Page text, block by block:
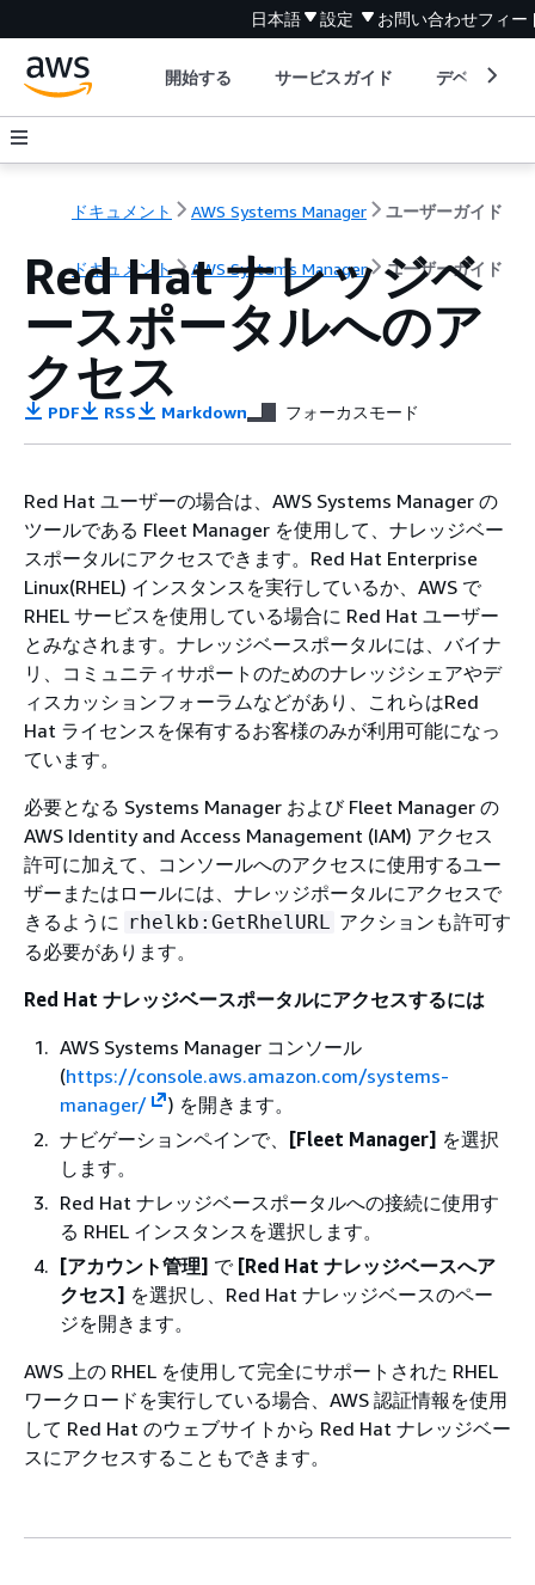
日本語 設定 お問い合わせフィー
開始する サービスガイド デベロッパ
ドキュメント AWS Systems Manager ユーザーガイド
ドキュメント AWS Systems Manager ユーザーガイド
Red Hat ナレッジベ
ースポータルへのア
クセス
PDF RSS Markdown フォーカスモード
Red Hat ユーザーの場合は、AWS Systems Manager の
ツールである Fleet Manager を使用して、ナレッジベー
スポータルにアクセスできます。Red Hat Enterprise
Linux(RHEL) インスタンスを実行しているか、AWS で
RHEL サービスを使用している場合に Red Hat ユーザー
とみなされます。ナレッジベースポータルには、バイナ
リ、コミュニティサポートのためのナレッジシェアやデ
ィスカッションフォーラムなどがあり、これらはRed
Hat ライセンスを保有するお客様のみが利用可能になっ
ています。
必要となる Systems Manager および Fleet Manager の
AWS Identity and Access Management (IAM) アクセス
許可に加えて、コンソールへのアクセスに使用するユー
ザーまたはロールには、ナレッジポータルにアクセスで
きるように rhelkb:GetRhelURL アクションも許可す
る必要があります。
Red Hat ナレッジベースポータルにアクセスするには
AWS Systems Manager コンソール
(https://console.aws.amazon.com/systems-
manager/
) を開きます。
ナビゲーションペインで、
[Fleet Manager] を選択
します。
Red Hat ナレッジベースポータルへの接続に使用す
る RHEL インスタンスを選択します。
[アカウント管理] で [Red Hat ナレッジベースへア
クセス] を選択し、Red Hat ナレッジベースのペー
ジを開きます。
AWS 上の RHEL を使用して完全にサポートされた RHEL
ワークロードを実行している場合、AWS 認証情報を使用
して Red Hat のウェブサイトから Red Hat ナレッジベー
スにアクセスすることもできます。